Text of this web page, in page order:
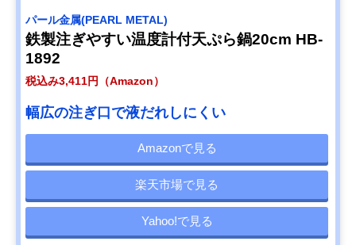
パール金属(PEARL METAL)
鉄製注ぎやすい温度計付天ぷら鍋20cm HB-
1892
税込み3,411円（Amazon）
幅広の注ぎ口で液だれしにくい
Amazonで見る
楽天市場で見る
Yahoo!で見る